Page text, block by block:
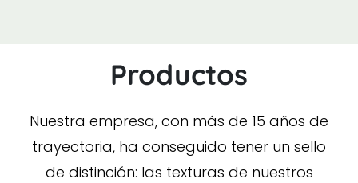
Productos
Nuestra empresa, con más de 15 años de
trayectoria, ha conseguido tener un sello
de distinción: las texturas de nuestros